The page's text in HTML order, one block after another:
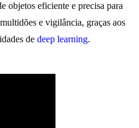
objetos eficiente e precisa para
e vigilância, graças aos
de deep learning.